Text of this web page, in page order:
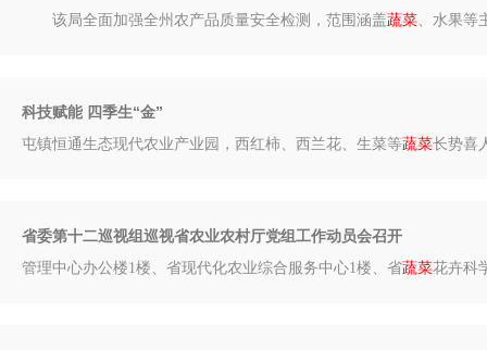
该局全面加强全州农产品质量安全检测，范围涵盖蔬菜、水果等
科技赋能 四季生“金”
屯镇恒通生态现代农业产业园，西红柿、西兰花、生菜等蔬菜长势喜
省委第十二巡视组巡视省农业农村厅党组工作动员会召开
管理中心办公楼1楼、省现代化农业综合服务中心1楼、省蔬菜花卉科